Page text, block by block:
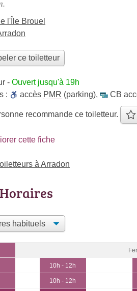
l'Île Brouel
ce toiletteur
- Ouvert jusqu'à 19h
:
accès PMR (parking), CB
recommande ce toiletteur.
cette fiche
à Arradon
Horaires
10h - 12h
10h - 12h